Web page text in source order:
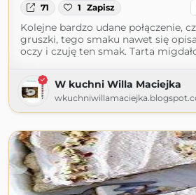
71 1 Zapisz
Kolejne bardzo udane połączenie,
gruszki, tego smaku nawet się
oczy i czuję ten smak. Tarta
W kuchni Willa Maciejka